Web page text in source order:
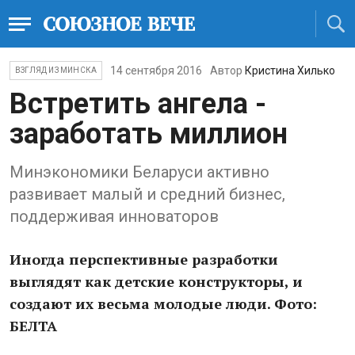
ВЗГЛЯД ИЗ МИНСКА 14 сентября 2016 Автор Кристина Хилько
Встретить ангела -
заработать миллион
Минэкономики Беларуси активно
развивает малый и средний бизнес,
поддерживая инноваторов
Иногда перспективные разработки
выглядят как детские конструкторы, и
создают их весьма молодые люди. Фото:
БЕЛТА